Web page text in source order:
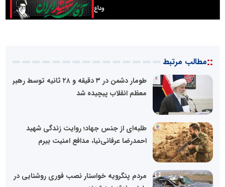
::مطالب مرتبط
طومار دشمن در ۳ دقیقه و ۲۸ ثانیه توسط رهبر
معظم انقلاب پیچیده شد
طلبه‌ای از جنس جهاد؛ روایت زندگی شهید
احمدرضا عرفانی‌نیا، مدافع امنیت بیرم
مردم پنگرویه خواستار نصب فوری روشنایی در